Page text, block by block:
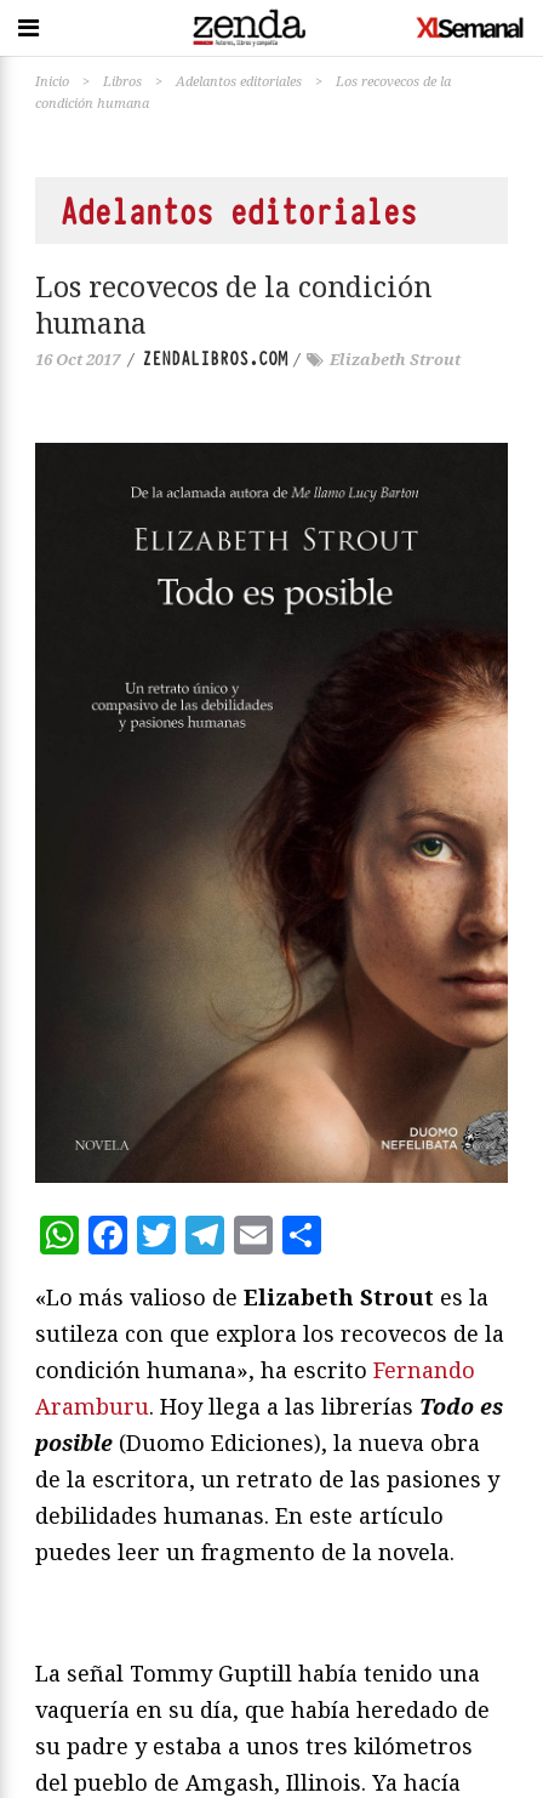
Inicio > Libros > Adelantos editoriales >
Los recovecos de la
condición humana
Adelantos editoriales
Los recovecos de la condición
humana
16 Oct 2017 / ZENDALIBROS.COM/ Elizabeth Strout
WhatsApp
Facebook
Twitter
Telegram
Email
«Lo más valioso de Elizabeth Strout es la
sutileza con que explora los recovecos de la
condición humana», ha escrito Fernando
Aramburu. Hoy llega a las librerías Todo es
posible (Duomo Ediciones), la nueva obra
de la escritora, un retrato de las pasiones y
debilidades humanas. En este artículo
puedes leer un fragmento de la novela.
La señal Tommy Guptill había tenido una
vaquería en su día, que había heredado de
su padre y estaba a unos tres kilómetros
del pueblo de Amgash, Illinois. Ya hacía